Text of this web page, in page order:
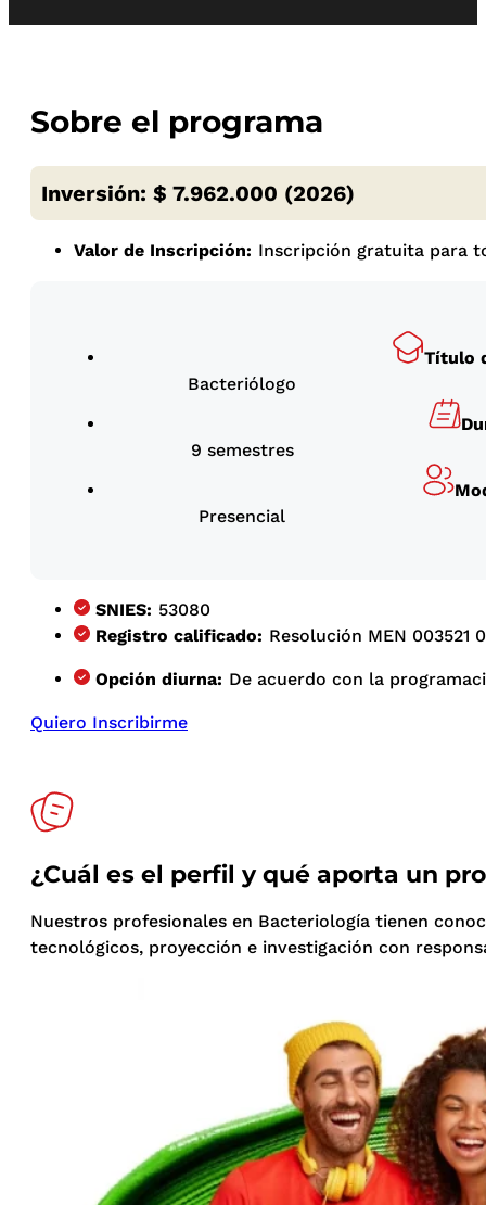
Sobre el programa
Inversión: $ 7.962.000 (2026)
Valor de Inscripción: Inscripción gratuita para
Título
Bacteriólogo
9 semestres
Presencial
SNIES: 53080
Registro calificado: Resolución MEN 003521
Opción diurna: De acuerdo con la
Quiero Inscribirme
¿Cuál es el perfil y qué aporta un
Nuestros profesionales en Bacteriología tienen
tecnológicos, proyección e investigación con